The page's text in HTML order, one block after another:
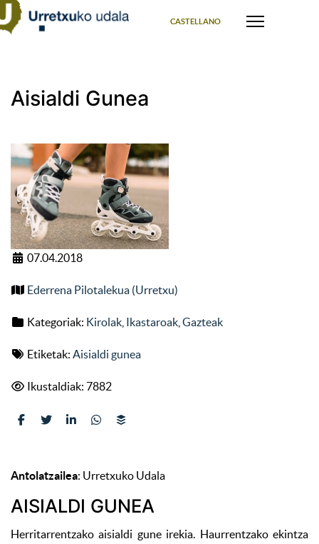
CASTELLANO
Aisialdi Gunea
07.04.2018
Ederrena Pilotalekua (Urretxu)
Kategoriak: Kirolak Ikastaroak Gazteak
Etiketak: Aisialdi gunea
Ikustaldiak: 7882
Antolatzailea: Urretxuko Udala
AISIALDI GUNEA
Herritarrentzako aisialdi gune irekia. Haurrentzako ekintza